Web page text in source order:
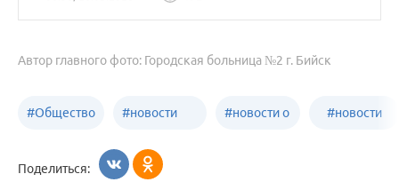
Автор главного фото: Городская больница №2 г. Бийск
#Общество #новости
образования
#новости о #новости
Поделиться: